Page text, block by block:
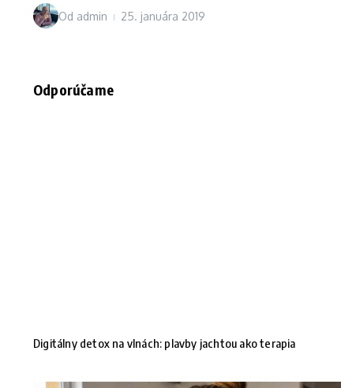
Od admin 25. januára 2019
Odporúčame
Digitálny detox na vlnách: plavby jachtou ako terapia